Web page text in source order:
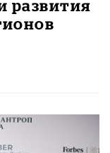
развития